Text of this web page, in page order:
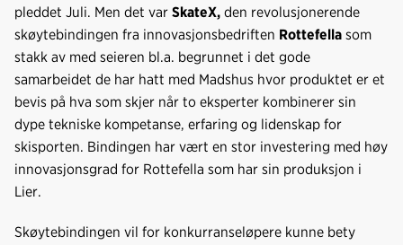
pleddet Juli. Men det var SkateX, den revolusjonerende
skøytebindingen fra innovasjonsbedriften Rottefella som
stakk av med seieren bl.a. begrunnet i det gode
samarbeidet de har hatt med Madshus hvor produktet er et
bevis på hva som skjer når to eksperter kombinerer sin
dype tekniske kompetanse, erfaring og lidenskap for
skisporten. Bindingen har vært en stor investering med høy
innovasjonsgrad for Rottefella som har sin produksjon i
Lier.
Skøytebindingen vil for konkurranseløpere kunne bety